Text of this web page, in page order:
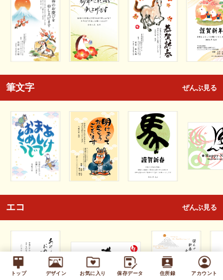
トップ デザイン お気に入り 保存データ 住所録 アカウント
筆文字 ぜんぶ見る
エコ ぜんぶ見る